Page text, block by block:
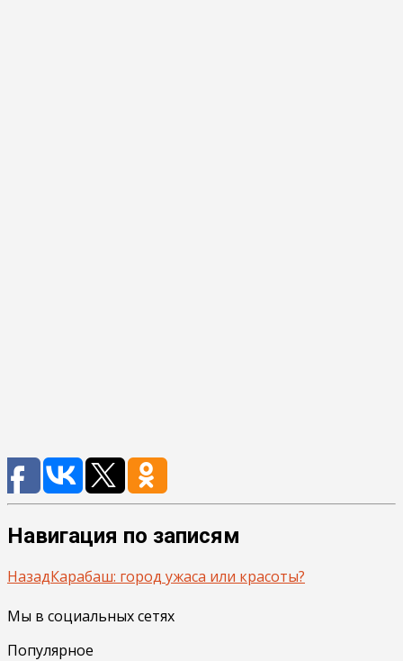
Навигация по записям
НазадКарабаш: город ужаса или красоты?
Мы в социальных сетях
Популярное